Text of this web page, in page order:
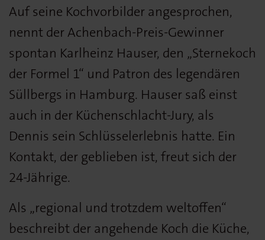
Auf seine Kochvorbilder angesprochen,
nennt der Achenbach-Preis-Gewinner
spontan Karlheinz Hauser, den „Sternekoch
der Formel 1“ und Patron des legendären
Süllbergs in Hamburg. Hauser saß einst
auch in der Küchenschlacht-Jury, als
Dennis sein Schlüsselerlebnis hatte. Ein
Kontakt, der geblieben ist, freut sich der
24-Jährige.
Als „regional und trotzdem weltoffen“
beschreibt der angehende Koch die Küche,